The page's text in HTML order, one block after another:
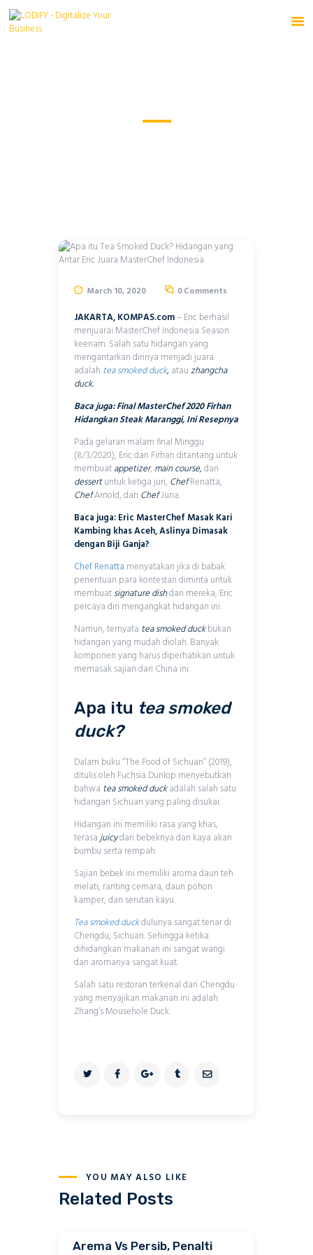
March 10, 2020 0Comments
JAKARTA, KOMPAS.com– Eric berhasil
menjuarai MasterChef Indonesia Season
keenam. Salah satu hidangan yang
mengantarkan dirinya menjadi juara
adalah tea smoked duck, atauzhangcha
duck.
Baca juga:Final MasterChef 2020 Firhan
Hidangkan Steak Maranggi, Ini Resepnya
Pada gelaran malam final Minggu
(8/3/2020), Eric dan Firhan ditantang untuk
membuatappetizer, main course,dan
dessertuntuk ketiga juri, ChefRenatta,
ChefArnold, dan ChefJuna.
Baca juga:Eric MasterChef Masak Kari
Kambing khas Aceh, Aslinya Dimasak
dengan Biji Ganja?
Chef Renatta menyatakan jika di babak
penentuan para kontestan diminta untuk
membuatsignature dishdari mereka, Eric
percaya diri mengangkat hidangan ini.
Namun, ternyata tea smoked duckbukan
hidangan yang mudah diolah. Banyak
komponen yang harus diperhatikan untuk
memasak sajian dari China ini.
Apa itu tea smoked
duck?
Dalam buku “The Food of Sichuan” (2019),
ditulis oleh Fuchsia Dunlop menyebutkan
bahwa tea smoked duckadalah salah satu
hidangan Sichuan yang paling disukai.
Hidangan ini memiliki rasa yang khas,
terasajuicydari bebeknya dan kaya akan
bumbu serta rempah.
Sajian bebek ini memiliki aroma daun teh
melati, ranting cemara, daun pohon
kamper, dan serutan kayu.
Tea smoked duckdulunya sangat tenar di
Chengdu, Sichuan. Sehingga ketika
dihidangkan makanan ini sangat wangi
dan aromanya sangat kuat.
Salah satu restoran terkenal dari Chengdu
yang menyajikan makanan ini adalah
Zhang’s Mousehole Duck.
YOU MAY ALSO LIKE
Related Posts
Arema Vs Persib, Penalti